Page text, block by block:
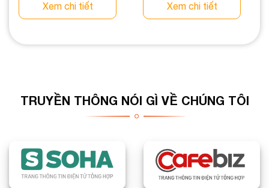
Xem chi tiết Xem chi tiết
TRUYỀN THÔNG NÓI GÌ VỀ CHÚNG TÔI